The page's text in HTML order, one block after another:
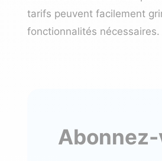
tarifs peuvent facilement
fonctionnalités nécessaires.